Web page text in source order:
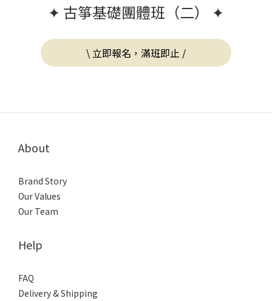
✦ 古箏基礎團體班（二） ✦
\ 立即報名，滿班即止 /
About
Brand Story
Our Values
Our Team
Help
FAQ
Delivery & Shipping